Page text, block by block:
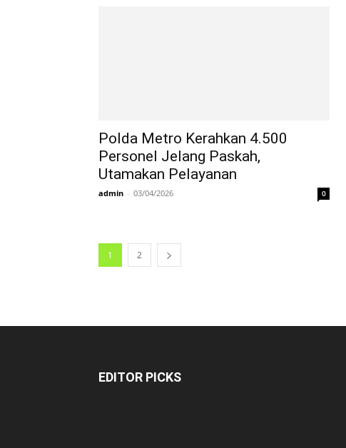
Polda Metro Kerahkan 4.500
Personel Jelang Paskah,
Utamakan Pelayanan
admin - 03/04/2026 0
1 2
EDITOR PICKS